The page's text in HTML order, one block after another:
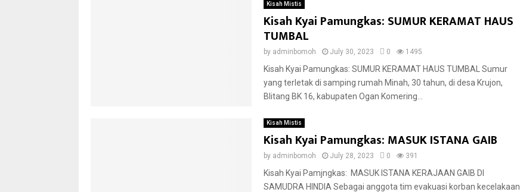
Kisah Mistis
Kisah Kyai Pamungkas: SUMUR KERAMAT HAUS
TUMBAL
by adminbomoh July 30, 2023 0 1495
Kisah Kyai Pamungkas: SUMUR KERAMAT HAUS TUMBAL Sumur
yang terletak di samping rumah Minah, 30 tahun, di desa Krujon,
Blitang BK 16, kabupaten Ogan Komering...
Kisah Mistis
Kisah Kyai Pamungkas: MASUK ISTANA GAIB
by adminbomoh July 28, 2023 0 391
Kisah Kyai Pamjngkas: MASUK ISTANA KERAJAAN GAIB DI
SAMUDRA HINDIA Sebagai anggota tim evakuasi korban kecelakaan